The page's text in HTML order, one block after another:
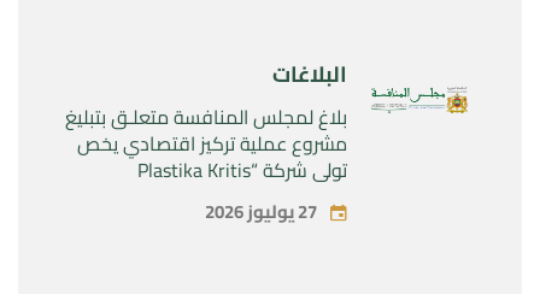
البلاغات
بلاغ لمجلس المنافسة متعلـق بتبليغ
مشروع عملية تركيز اقتصادي يخص
تولي شركة “Plastika Kritis
SA”المراقبة الحصرية لشركة
“Naturplas Industrial SARL” 27 يوليوز 2026